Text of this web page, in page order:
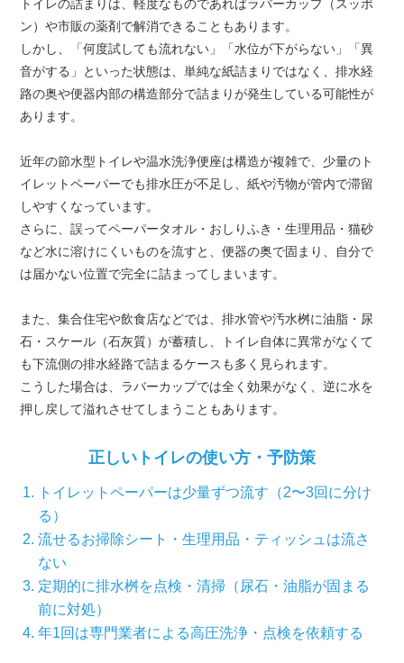
トイレの詰まりは、軽度なものであればラバーカップ（スッポ
ン）や市販の薬剤で解消できることもあります。
しかし、「何度試しても流れない」「水位が下がらない」「異
音がする」といった状態は、単純な紙詰まりではなく、排水経
路の奥や便器内部の構造部分で詰まりが発生している可能性が
あります。
近年の節水型トイレや温水洗浄便座は構造が複雑で、少量のト
イレットペーパーでも排水圧が不足し、紙や汚物が管内で滞留
しやすくなっています。
さらに、誤ってペーパータオル・おしりふき・生理用品・猫砂
など水に溶けにくいものを流すと、便器の奥で固まり、自分で
は届かない位置で完全に詰まってしまいます。
また、集合住宅や飲食店などでは、排水管や汚水桝に油脂・尿
石・スケール（石灰質）が蓄積し、トイレ自体に異常がなくて
も下流側の排水経路で詰まるケースも多く見られます。
こうした場合は、ラバーカップでは全く効果がなく、逆に水を
押し戻して溢れさせてしまうこともあります。
正しいトイレの使い方・予防策
トイレットペーパーは少量ずつ流す（2〜3回に分け
る）
流せるお掃除シート・生理用品・ティッシュは流さ
ない
定期的に排水桝を点検・清掃（尿石・油脂が固まる
前に対処）
年1回は専門業者による高圧洗浄・点検を依頼する